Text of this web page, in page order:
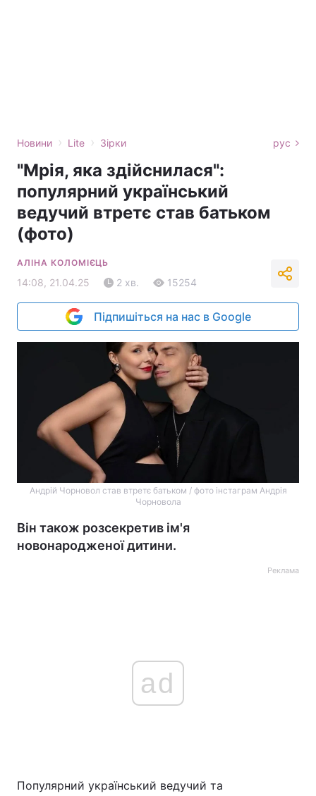
Новини › Lite › Зірки рус
"Мрія, яка здійснилася":
популярний український
ведучий втретє став батьком
(фото)
АЛІНА КОЛОМІЄЦЬ
14:08, 21.04.25 2 хв. 15254
Підпишіться на нас в Google
Андрій Чорновол став втретє батьком / фото інстаграм Андрія
Чорновола
Він також розсекретив ім'я
новонародженої дитини.
Реклама
ad
Популярний український ведучий та